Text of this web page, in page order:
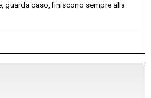
guarda caso, finiscono sempre alla